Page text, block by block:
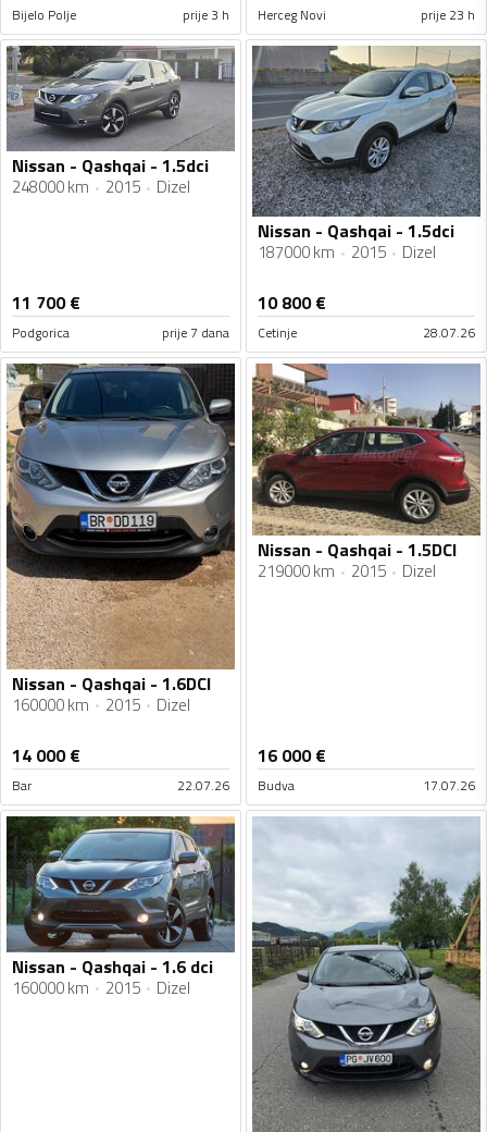
Bijelo Polje prije 3 h Herceg Novi prije 23 h
Nissan - Qashqai - 1.5dci
248000 km 2015 Dizel
11 700€
Podgorica prije 7 dana
Nissan - Qashqai - 1.5dci
187000 km 2015 Dizel
10 800€
Cetinje 28.07.26
Nissan - Qashqai - 1.6DCI
160000 km 2015 Dizel
14 000€
Bar 22.07.26
Nissan - Qashqai - 1.5DCI
219000 km 2015 Dizel
16 000€
Budva 17.07.26
Nissan - Qashqai - 1.6 dci
160000 km 2015 Dizel